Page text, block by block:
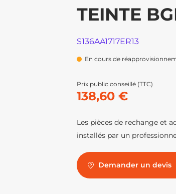
TEINTE
S136AA1717ER13
En cours de
Prix public conseillé (TTC)
138,60 €
Les pièces de rechange et
installés par un
Demander un devis